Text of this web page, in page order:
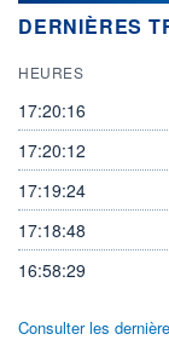
DERNIÈRES
HEURES
17:20:16
17:20:12
17:19:24
17:18:48
16:58:29
Consulter les